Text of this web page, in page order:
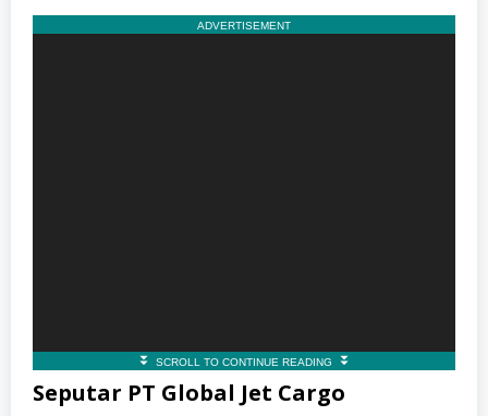
Seputar PT Global Jet Cargo